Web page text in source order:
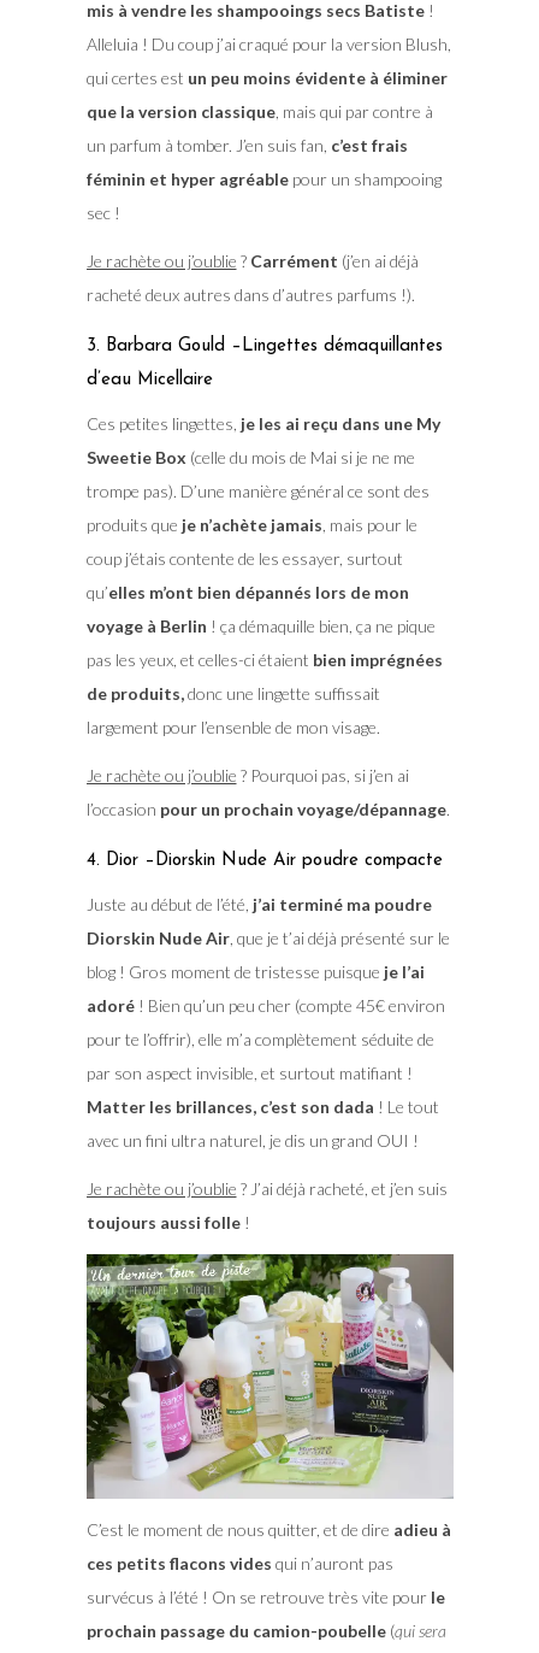
mis à vendre les shampooings secs Batiste!
Alleluia ! Du coup j’ai craqué pour la version Blush,
qui certes est un peu moins évidente à éliminer
que la version classique, mais qui par contre à
un parfum à tomber. J’en suis fan, c’est frais
féminin et hyper agréablepour un shampooing
sec !
Je rachète ou j’oublie ? Carrément (j’en ai déjà
racheté deux autres dans d’autres parfums !).
3. Barbara Gould –Lingettes démaquillantes
d’eau Micellaire
Ces petites lingettes, je les ai reçu dans une My
Sweetie Box (celle du mois de Mai si je ne me
trompe pas). D’une manière général ce sont des
produits que je n’achète jamais, mais pour le
coup j’étais contente de les essayer, surtout
qu’elles m’ont bien dépannés lors de mon
voyage à Berlin ! ça démaquille bien, ça ne pique
pas les yeux, et celles-ci étaient bien imprégnées
de produits,donc une lingette suffissait
largement pour l’ensenble de mon visage.
Je rachète ou j’oublie ? Pourquoi pas, si j’en ai
l’occasion pour un prochain voyage/dépannage.
4. Dior –Diorskin Nude Air poudre compacte
Juste au début de l’été, j’ai terminé ma poudre
Diorskin Nude Air, que je t’ai déjà présenté sur le
blog ! Gros moment de tristesse puisque je l’ai
adoré! Bien qu’un peu cher (compte 45€ environ
pour te l’offrir), elle m’a complètement séduite de
par son aspect invisible, et surtout matifiant !
Matter les brillances, c’est son dada ! Le tout
avec un fini ultra naturel, je dis un grand OUI !
Je rachète ou j’oublie ? J’ai déjà racheté, et j’en suis
toujours aussi folle!
C’est le moment de nous quitter, et de dire adieu à
ces petits flacons vides qui n’auront pas
survécus à l’été ! On se retrouve très vite pour le
prochain passage du camion-poubelle(qui sera